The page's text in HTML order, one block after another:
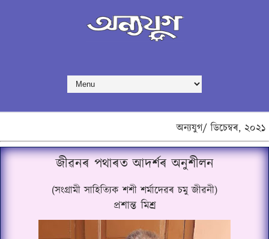
অন্যযুগ/ ডিচেম্বৰ, ২০২১
জীৱনৰ পথাৰত আদৰ্শৰ অনুশীলন
(সংগ্ৰামী সাহিত্যিক শশী শৰ্মাদেৱৰ চমু জীৱনী)
প্ৰশান্ত মিশ্ৰ